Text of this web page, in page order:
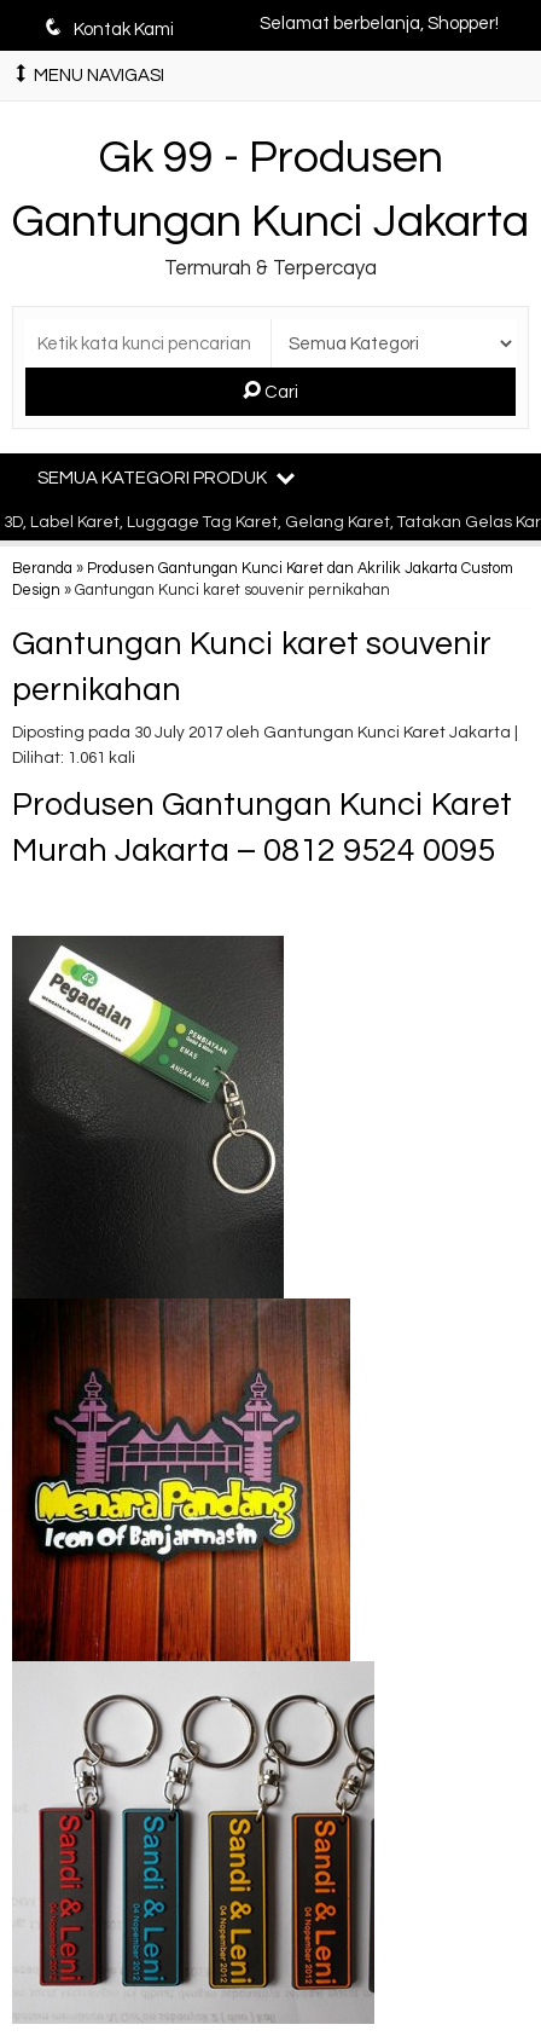
q Kontak Kami Selamat berbelanja, Shopper!
MENU NAVIGASI
Gk 99 - Produsen
Gantungan Kunci Jakarta
Termurah & Terpercaya
Cari
SEMUA KATEGORI PRODUK
Karet, Luggage Tag Karet, Gelang Karet, Tatakan Gelas
Beranda » Produsen Gantungan Kunci Karet dan Akrilik Jakarta Custom
Design » Gantungan Kunci karet souvenir pernikahan
Gantungan Kunci karet souvenir
pernikahan
Diposting pada 30 July 2017 oleh Gantungan Kunci Karet Jakarta |
Dilihat: 1.061 kali
Produsen Gantungan Kunci Karet
Murah Jakarta – 0812 9524 0095